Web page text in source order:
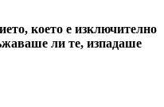
което е изключително
ли те, изпадаше